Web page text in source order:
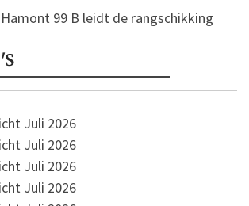
Hamont 99 B leidt de rangschikking